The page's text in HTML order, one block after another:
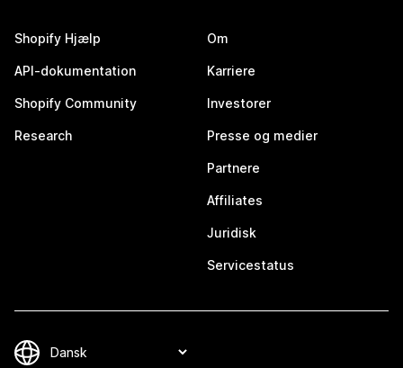
Shopify Hjælp
API-dokumentation
Shopify Community
Research
Om
Karriere
Investorer
Presse og medier
Partnere
Affiliates
Juridisk
Servicestatus